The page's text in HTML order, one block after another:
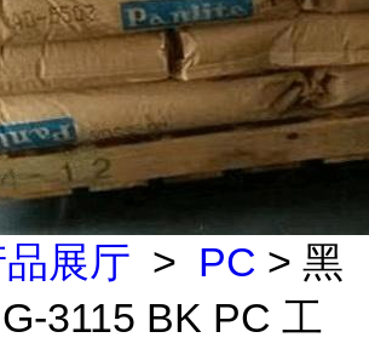
品展厅 > PC > 黑
3115 BK PC 工